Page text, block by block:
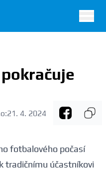
21. 4. 2024
fotbalového počasí
tradičnímu účastníkovi